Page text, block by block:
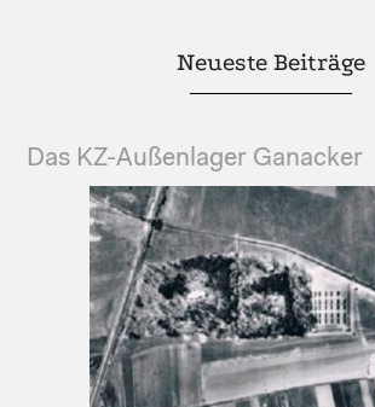
Neueste Beiträge
Das KZ-Außenlager Ganacker